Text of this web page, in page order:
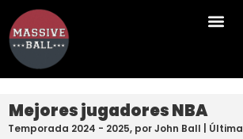
Mejores jugadores NBA
Temporada 2024 - 2025, por John Ball | Última